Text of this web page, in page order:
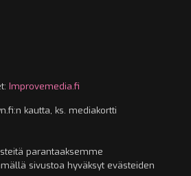
Improvemedia.fi
kautta, ks. mediakortti
parantaaksemme
sivustoa hyväksyt evästeiden